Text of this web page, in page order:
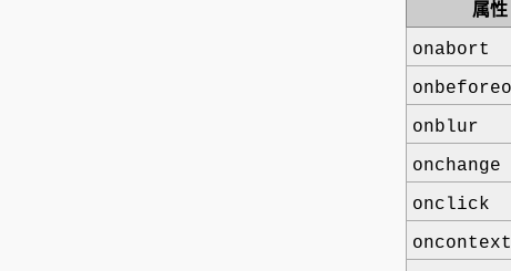
属性
onabort
onblur
onchange
onclick